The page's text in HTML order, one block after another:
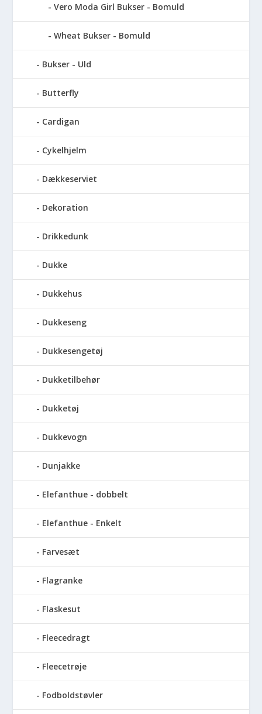
Vero Moda Girl Bukser - Bomuld
Wheat Bukser - Bomuld
Bukser - Uld
Butterfly
Cardigan
Cykelhjelm
Dækkeserviet
Dekoration
Drikkedunk
Dukke
Dukkehus
Dukkeseng
Dukkesengetøj
Dukketilbehør
Dukketøj
Dukkevogn
Dunjakke
Elefanthue - dobbelt
Elefanthue - Enkelt
Farvesæt
Flagranke
Flaskesut
Fleecedragt
Fleecetrøje
Fodboldstøvler